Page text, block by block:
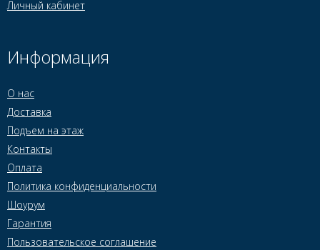
Личный кабинет
Информация
О нас
Доставка
Подъем на этаж
Контакты
Оплата
Политика конфиденциальности
Шоурум
Гарантия
Пользовательское соглашение